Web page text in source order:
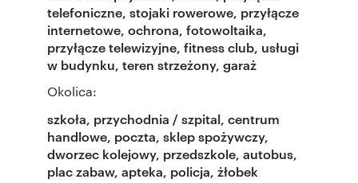
telefoniczne, stojaki rowerowe, przyłącze
internetowe, ochrona, fotowoltaika,
przyłącze telewizyjne, fitness club, usługi
w budynku, teren strzeżony, garaż
Okolica:
szkoła, przychodnia / szpital, centrum
handlowe, poczta, sklep spożywczy,
dworzec kolejowy, przedszkole, autobus,
plac zabaw, apteka, policja, żłobek